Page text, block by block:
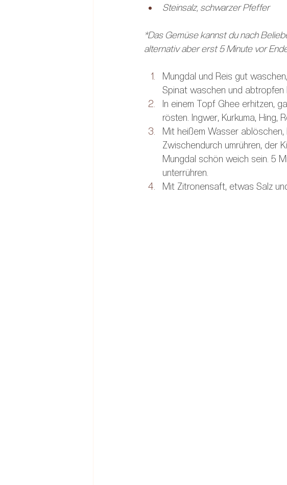
Steinsalz, schwarzer Pfeffer
*Das Gemüse kannst du nach
alternativ aber erst 5 Minute vor
Mungdal und Reis gut
Spinat waschen und abtropfen
In einem Topf Ghee erhitzen,
rösten. Ingwer, Kurkuma, Hing,
Mit heißem Wasser
Zwischendurch umrühren, der
Mungdal schön weich sein. 5
unterrühren.
Mit Zitronensaft, etwas Salz